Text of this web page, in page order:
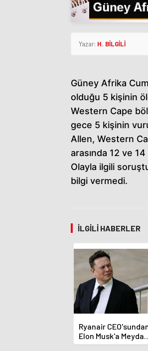
Yazar: H. BİLGİLİ
Güney Afrika
olduğu 5 kişinin
Western Cape
gece 5 kişinin
Allen, Western
arasında 12 ve
Olayla ilgili
bilgi vermedi.
İLGILI HABERLER
Ryanair
Elon Musk'a Meydan
Okuma